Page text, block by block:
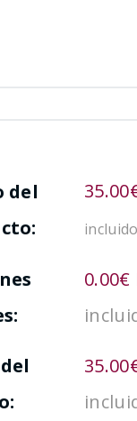
del
35.00
incluido
0.00€
35.00